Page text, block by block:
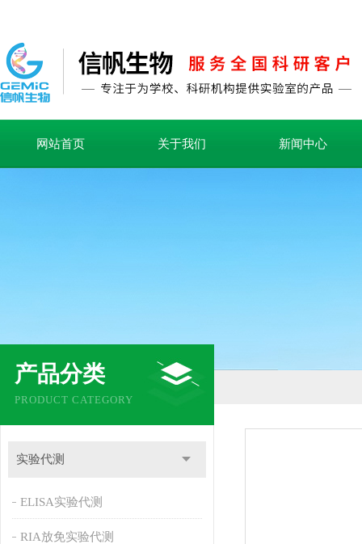
网站首页 关于我们 新闻中心
产品分类
PRODUCT CATEGORY
实验代测
ELISA实验代测
RIA放免实验代测